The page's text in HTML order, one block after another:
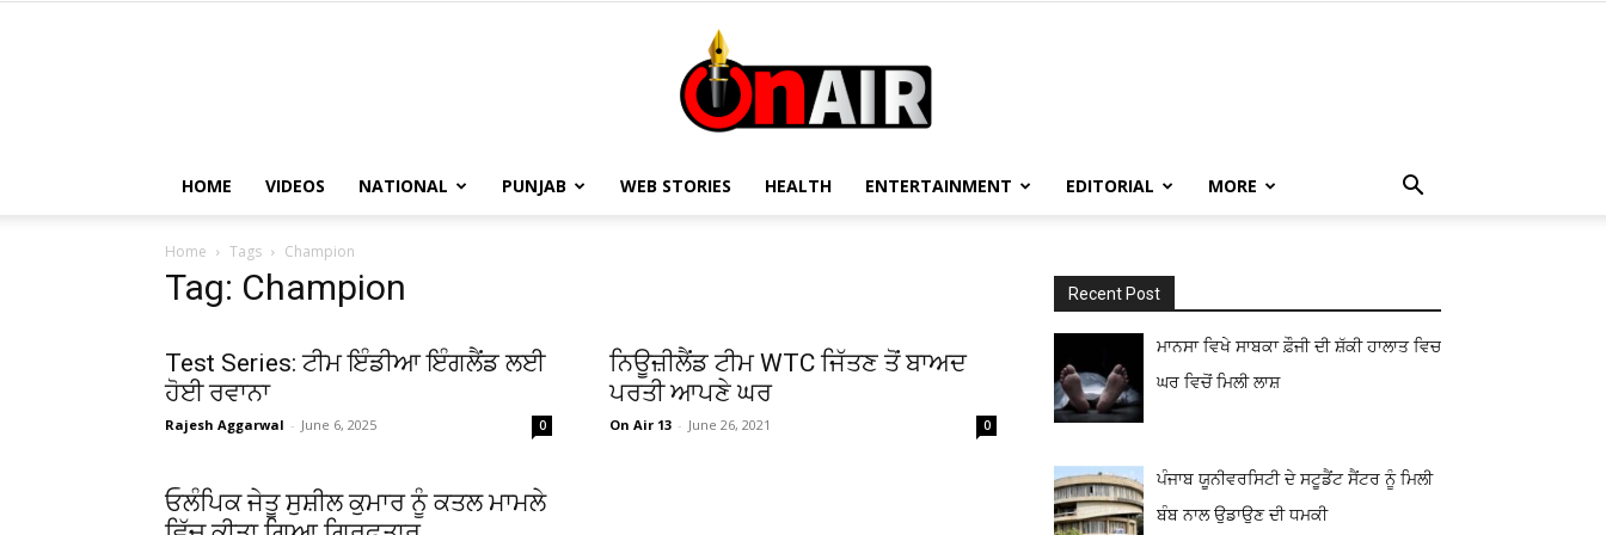
Air
HOME VIDEOS NATIONAL PUNJAB WEB STORIES HEALTH ENTERTAINMENT EDITORIAL MORE
Home Tags Champion
Tag: Champion
Test Series: ਟੀਮ ਇੰਡੀਆ ਇੰਗਲੈਂਡ ਲਈ
ਹੋਈ ਰਵਾਨਾ
Rajesh Aggarwal - June 6, 2025 0
ਨਿਊਜ਼ੀਲੈਂਡ ਟੀਮ WTC ਜਿੱਤਣ ਤੋਂ ਬਾਅਦ
ਪਰਤੀ ਆਪਣੇ ਘਰ
On Air 13 - June 26, 2021 0
ਓਲੰਪਿਕ ਜੇਤੂ ਸੁਸ਼ੀਲ ਕੁਮਾਰ ਨੂੰ ਕਤਲ ਮਾਮਲੇ
Recent Post
ਮਾਨਸਾ ਵਿਖੇ ਸਾਬਕਾ ਫ਼ੌਜੀ ਦੀ ਸ਼ੱਕੀ ਹਾਲਾਤ ਵਿਚ
ਘਰ ਵਿਚੋਂ ਮਿਲੀ ਲਾਸ਼
ਪੰਜਾਬ ਯੂਨੀਵਰਸਿਟੀ ਦੇ ਸਟੂਡੈਂਟ ਸੈਂਟਰ ਨੂੰ ਮਿਲੀ
ਬੰਬ ਨਾਲ ਉਡਾਉਣ ਦੀ ਧਮਕੀ